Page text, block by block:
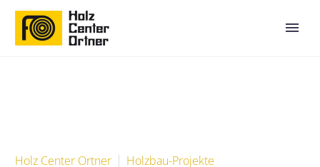
Holz Center Ortner
Holzbau-Projekte